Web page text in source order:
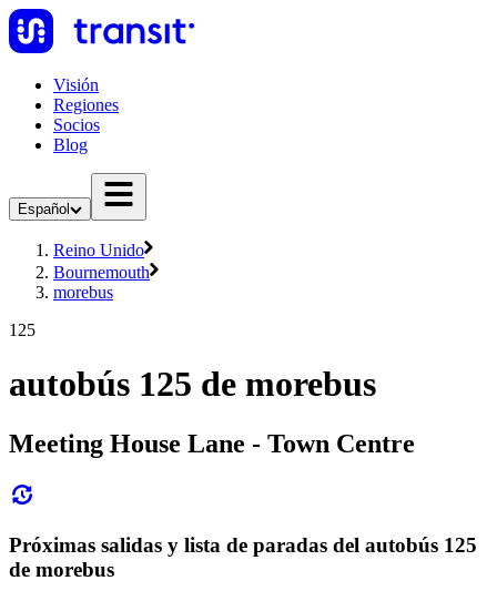
Visión
Regiones
Socios
Blog
Español
Reino Unido
Bournemouth
morebus
125
autobús 125 de morebus
Meeting House Lane - Town Centre
Próximas salidas y lista de paradas del autobús 125
de morebus